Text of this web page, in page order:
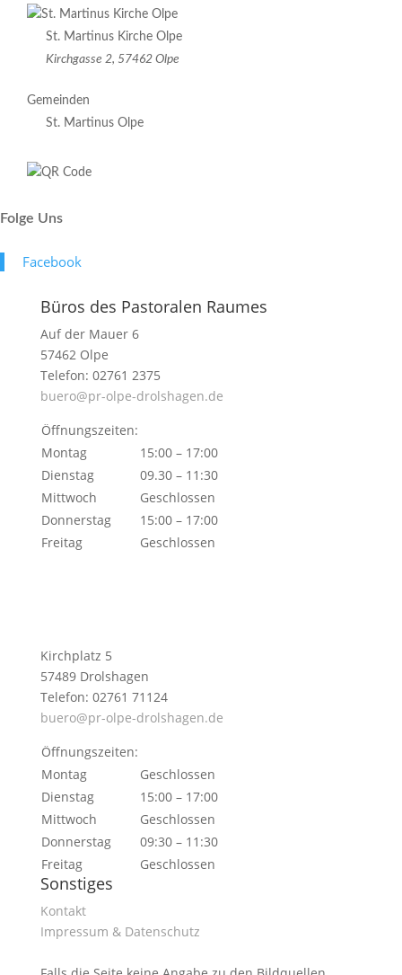
St. Martinus Kirche Olpe
Kirchgasse 2, 57462 Olpe
Gemeinden
St. Martinus Olpe
Folge Uns
Face­book
Büros des Pastoralen Raumes
Auf der Mauer 6
57462 Olpe
Telefon: 02761 2375
buero@pr-olpe-drolshagen.de
Öffnungszeiten:
Montag
15:00 – 17:00
Dienstag
09.30 – 11:30
Mittwoch
Geschlossen
Donnerstag
15:00 – 17:00
Freitag
Geschlossen
Kirchplatz 5
57489 Drolshagen
Telefon: 02761 71124
buero@pr-olpe-drolshagen.de
Öffnungszeiten:
Montag
Geschlossen
Dienstag
15:00 – 17:00
Mittwoch
Geschlossen
Donnerstag
09:30 – 11:30
Freitag
Geschlossen
Sonstiges
Kontakt
Impressum & Datenschutz